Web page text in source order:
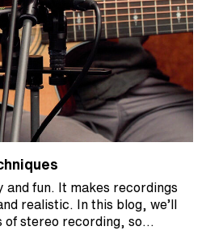
and fun. It makes recordings
realistic. In this blog, we’ll
of stereo recording, so…